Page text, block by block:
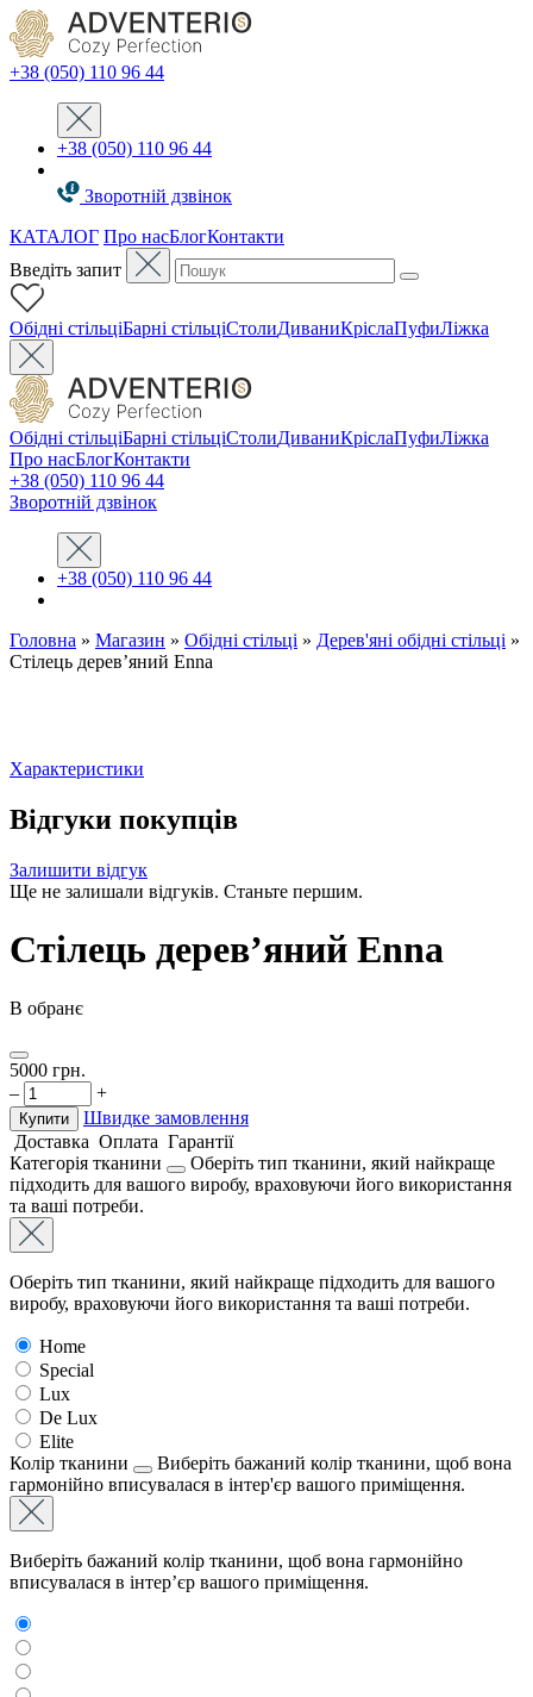
+38 (050) 110 96 44
+38 (050) 110 96 44
Зворотній дзвінок
КАТАЛОГ Про насБлогКонтакти
Введіть запит
Oбідні стільціБарні стільціСтолиДиваниКріслаПуфиЛіжка
Oбідні стільціБарні стільціСтолиДиваниКріслаПуфиЛіжка
Про насБлогКонтакти
+38 (050) 110 96 44
Зворотній дзвінок
+38 (050) 110 96 44
Головна » Магазин » Обідні стільці » Дерев'яні обідні стільці »
Стілець дерев’яний Enna
Характеристики
Відгуки покупців
Залишити відгук
Ще не залишали відгуків. Станьте першим.
Стілець дерев’яний Enna
В обранє
5000 грн.
–
+
Купити
Швидке замовлення
Доставка Оплата Гарантії
Категорія тканини
Оберіть тип тканини, який найкраще
підходить для вашого виробу, враховуючи його використання
та ваші потреби.
Оберіть тип тканини, який найкраще підходить для вашого
виробу, враховуючи його використання та ваші потреби.
Home
Special
Lux
De Lux
Elite
Колір тканини
Виберіть бажаний колір тканини, щоб вона
гармонійно вписувалася в інтер'єр вашого приміщення.
Виберіть бажаний колір тканини, щоб вона гармонійно
вписувалася в інтер’єр вашого приміщення.